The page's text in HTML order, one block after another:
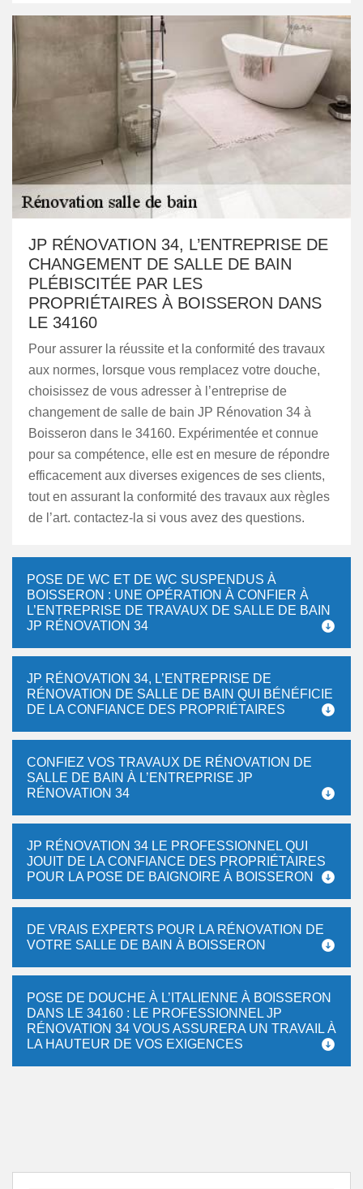
JP RÉNOVATION 34, L’ENTREPRISE DE
CHANGEMENT DE SALLE DE BAIN
PLÉBISCITÉE PAR LES
PROPRIÉTAIRES À BOISSERON DANS
LE 34160
Pour assurer la réussite et la conformité des travaux
aux normes, lorsque vous remplacez votre douche,
choisissez de vous adresser à l’entreprise de
changement de salle de bain JP Rénovation 34 à
Boisseron dans le 34160. Expérimentée et connue
pour sa compétence, elle est en mesure de répondre
efficacement aux diverses exigences de ses clients,
tout en assurant la conformité des travaux aux règles
de l’art. contactez-la si vous avez des questions.
POSE DE WC ET DE WC SUSPENDUS À
BOISSERON : UNE OPÉRATION À CONFIER À
L’ENTREPRISE DE TRAVAUX DE SALLE DE BAIN
JP RÉNOVATION 34
JP RÉNOVATION 34, L’ENTREPRISE DE
RÉNOVATION DE SALLE DE BAIN QUI BÉNÉFICIE
DE LA CONFIANCE DES PROPRIÉTAIRES
CONFIEZ VOS TRAVAUX DE RÉNOVATION DE
SALLE DE BAIN À L’ENTREPRISE JP
RÉNOVATION 34
JP RÉNOVATION 34 LE PROFESSIONNEL QUI
JOUIT DE LA CONFIANCE DES PROPRIÉTAIRES
POUR LA POSE DE BAIGNOIRE À BOISSERON
DE VRAIS EXPERTS POUR LA RÉNOVATION DE
VOTRE SALLE DE BAIN À BOISSERON
POSE DE DOUCHE À L’ITALIENNE À BOISSERON
DANS LE 34160 : LE PROFESSIONNEL JP
RÉNOVATION 34 VOUS ASSURERA UN TRAVAIL À
LA HAUTEUR DE VOS EXIGENCES